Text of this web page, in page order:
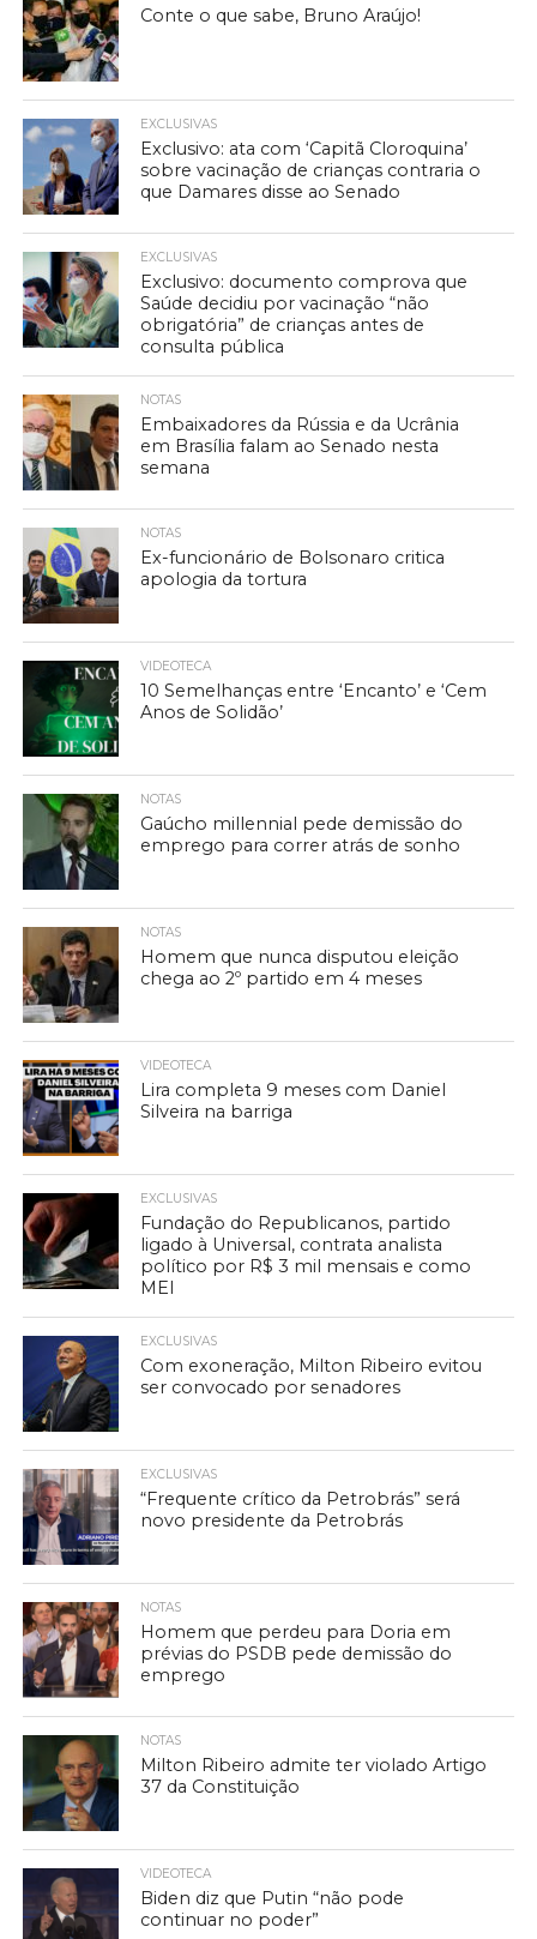
Conte o que sabe, Bruno Araújo!
EXCLUSIVAS
Exclusivo: ata com ‘Capitã Cloroquina’
sobre vacinação de crianças contraria o
que Damares disse ao Senado
EXCLUSIVAS
Exclusivo: documento comprova que
Saúde decidiu por vacinação “não
obrigatória” de crianças antes de
consulta pública
NOTAS
Embaixadores da Rússia e da Ucrânia
em Brasília falam ao Senado nesta
semana
NOTAS
Ex-funcionário de Bolsonaro critica
apologia da tortura
VIDEOTECA
10 Semelhanças entre ‘Encanto’ e ‘Cem
Anos de Solidão’
NOTAS
Gaúcho millennial pede demissão do
emprego para correr atrás de sonho
NOTAS
Homem que nunca disputou eleição
chega ao 2º partido em 4 meses
VIDEOTECA
Lira completa 9 meses com Daniel
Silveira na barriga
EXCLUSIVAS
Fundação do Republicanos, partido
ligado à Universal, contrata analista
político por R$ 3 mil mensais e como
MEI
EXCLUSIVAS
Com exoneração, Milton Ribeiro evitou
ser convocado por senadores
EXCLUSIVAS
“Frequente crítico da Petrobrás” será
novo presidente da Petrobrás
NOTAS
Homem que perdeu para Doria em
prévias do PSDB pede demissão do
emprego
NOTAS
Milton Ribeiro admite ter violado Artigo
37 da Constituição
VIDEOTECA
Biden diz que Putin “não pode
continuar no poder”